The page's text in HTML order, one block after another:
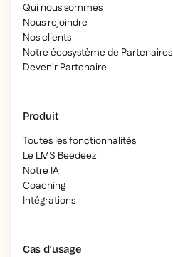
Qui nous sommes
Nous rejoindre
Nos clients
Notre écosystème de Partenaires
Devenir Partenaire
Produit
Toutes les fonctionnalités
Le LMS Beedeez
Notre IA
Coaching
Intégrations
Cas d’usage